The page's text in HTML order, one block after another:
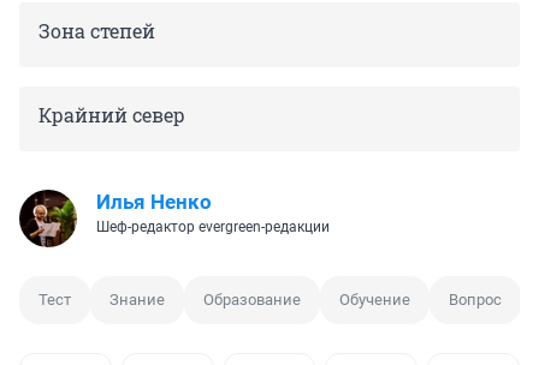
Зона степей
Крайний север
Илья Ненко
Шеф-редактор evergreen-редакции
Тест Знание Образование Обучение Вопрос